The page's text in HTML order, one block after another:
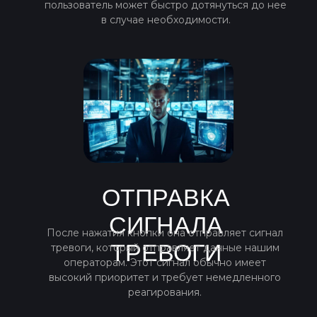
ОТПРАВКА
СИГНАЛА
ТРЕВОГИ
пользователь может быстро дотянуться до нее
в случае необходимости.
После нажатия кнопки она отправляет сигнал
тревоги, который отправляет данные нашим
операторам. Этот сигнал обычно имеет
высокий приоритет и требует немедленного
реагирования.